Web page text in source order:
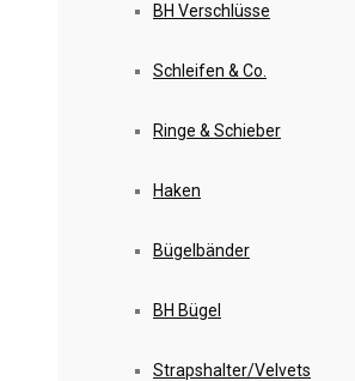
BH Verschlüsse
Schleifen & Co.
Ringe & Schieber
Haken
Bügelbänder
BH Bügel
Strapshalter/Velvets